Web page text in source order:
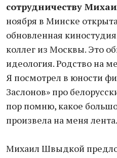
сотрудничеству
ноября в Минске
обновленная
коллег из Москвы. Это
идеология. Родство на
Я посмотрел в юности
Заслонов» про
пор помню, какое
произвела на меня лента.
Михаил Швыдкой